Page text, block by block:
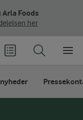
Arla Foods
her